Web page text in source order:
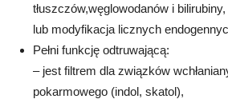
tłuszczów,węglowodanów i
lub modyfikacja licznych
Pełni funkcję odtruwającą:
– jest filtrem dla związków
pokarmowego (indol, skatol),